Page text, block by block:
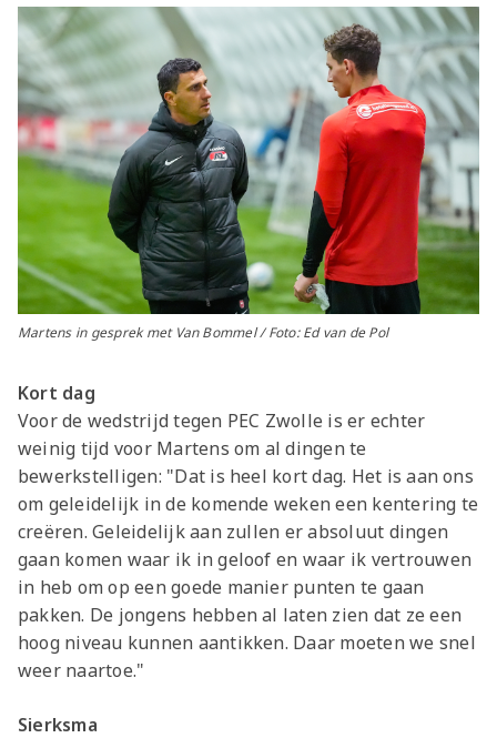
Martens in gesprek met Van Bommel / Foto: Ed van de Pol
Kort dag
Voor de wedstrijd tegen PEC Zwolle is er echter
weinig tijd voor Martens om al dingen te
bewerkstelligen: "Dat is heel kort dag. Het is aan ons
om geleidelijk in de komende weken een kentering te
creëren. Geleidelijk aan zullen er absoluut dingen
gaan komen waar ik in geloof en waar ik vertrouwen
in heb om op een goede manier punten te gaan
pakken. De jongens hebben al laten zien dat ze een
hoog niveau kunnen aantikken. Daar moeten we snel
weer naartoe."
Sierksma